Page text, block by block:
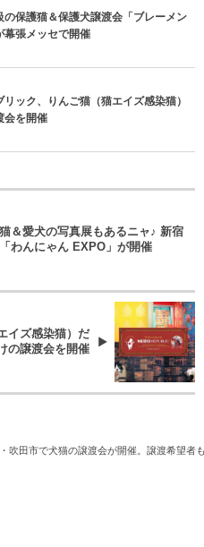
の保護猫＆保護犬譲渡会「ブレーメン
幕張メッセで開催
リック、りんご猫（猫エイズ感染猫）
会を開催
＆愛犬の写真展もあるニャ♪ 新宿
わんにゃん EXPO」が開催
イズ感染猫）だ
の譲渡会を開催
吹田市で犬猫の譲渡会が開催。譲渡希望者